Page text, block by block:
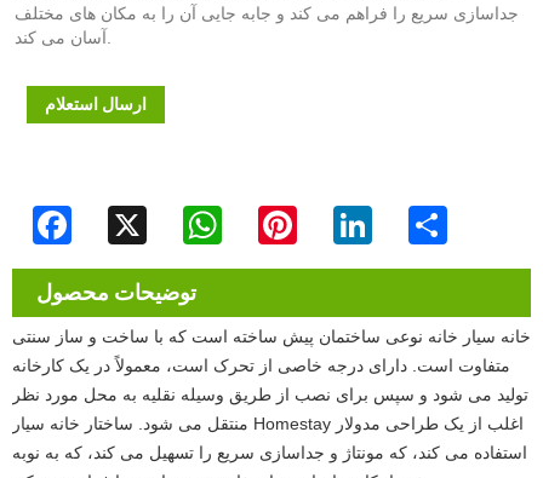
جداسازی سریع را فراهم می کند و جابه جایی آن را به مکان های مختلف
ارسال استعلام
Facebook WhatsApp Pinterest LinkedIn
توضیحات محصول
خانه سیار خانه نوعی ساختمان پیش ساخته است که با ساخت و ساز سنتی
متفاوت است. دارای درجه خاصی از تحرک است، معمولاً در یک کارخانه
تولید می شود و سپس برای نصب از طریق وسیله نقلیه به محل مورد نظر
منتقل می شود. ساختار خانه سیار Homestay اغلب از یک طراحی مدولار
استفاده می کند، که مونتاژ و جداسازی سریع را تسهیل می کند، که به نوبه